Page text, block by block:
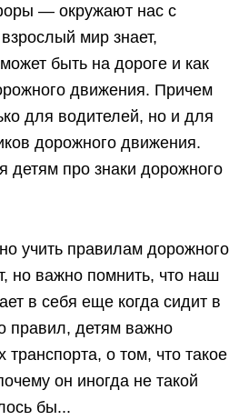
— окружают нас с
мир знает,
быть на дороге и как
движения. Причем
для водителей, но и для
дорожного движения.
детям про знаки дорожного
учить правилам дорожного
но важно помнить, что наш
в себя еще когда сидит в
правил, детям важно
транспорта, о том, что такое
он иногда не такой
бы...